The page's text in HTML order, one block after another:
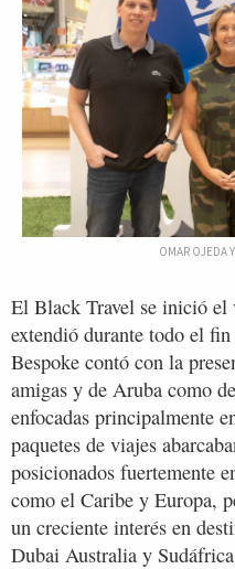
OMAR OJEDA
El Black Travel se inició el
extendió durante todo el
Bespoke contó con la
amigas y de Aruba como
enfocadas principalmente
paquetes de viajes
posicionados fuertemente
como el Caribe y Europa,
un creciente interés en
Dubai Australia y